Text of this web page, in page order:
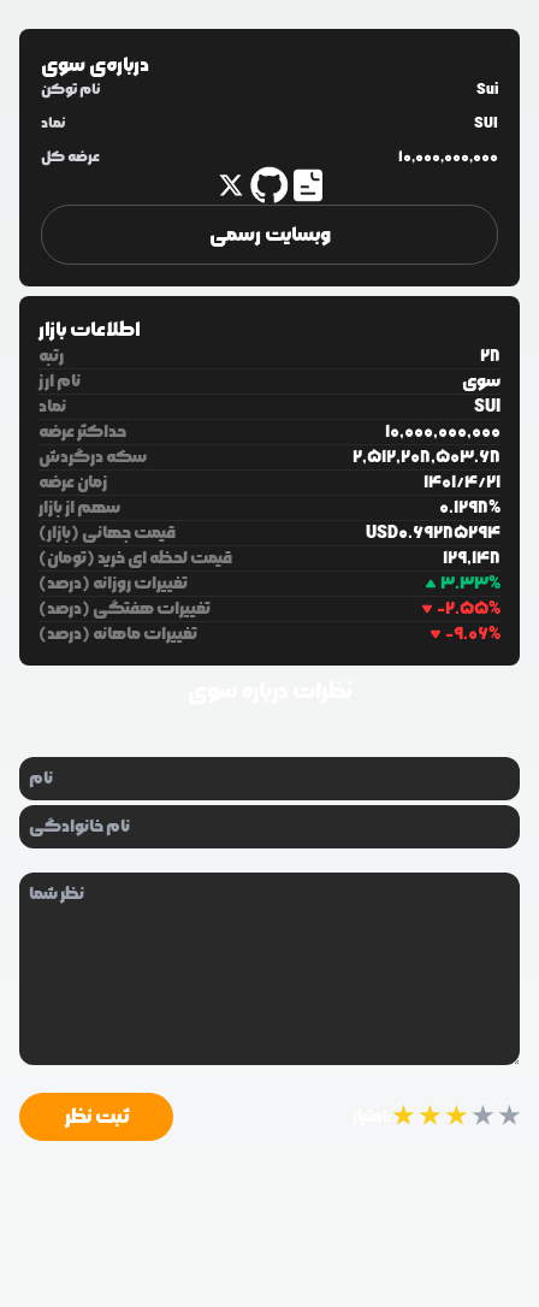
درباره‌یسوی
نام توکن
Sui
نماد
SUI
عرضه کل
10,000,000,000
وبسایت رسمی
اطلاعات بازار
رتبه
28
نام ارز
سوی
نماد
SUI
حداکثر عرضه
10,000,000,000
سکه درگردش
2,512,208,503.68
زمان عرضه
1401/4/21
سهم از بازار
0.1298%
قیمت جهانی (بازار)
USD0.69285294
قیمت لحظه ای خرید (تومان)
129,148
تغییرات روزانه (درصد)
3.33%
تغییرات هفتگی (درصد)
-2.55%
تغییرات ماهانه (درصد)
-9.06%
★★★★★ ثبت نظر